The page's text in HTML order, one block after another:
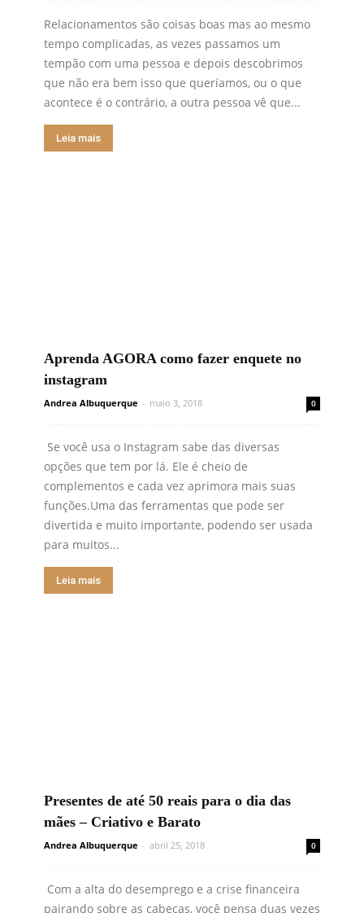
Relacionamentos são coisas boas mas ao mesmo
tempo complicadas, as vezes passamos um
tempão com uma pessoa e depois descobrimos
que não era bem isso que queríamos, ou o que
acontece é o contrário, a outra pessoa vê que...
Leia mais
Aprenda AGORA como fazer enquete no
instagram
Andrea Albuquerque - maio 3, 2018 0
Se você usa o Instagram sabe das diversas
opções que tem por lá. Ele é cheio de
complementos e cada vez aprimora mais suas
funções.Uma das ferramentas que pode ser
divertida e muito importante, podendo ser usada
para muitos...
Leia mais
Presentes de até 50 reais para o dia das
mães – Criativo e Barato
Andrea Albuquerque - abril 25, 2018 0
Com a alta do desemprego e a crise financeira
pairando sobre as cabeças, você pensa duas vezes